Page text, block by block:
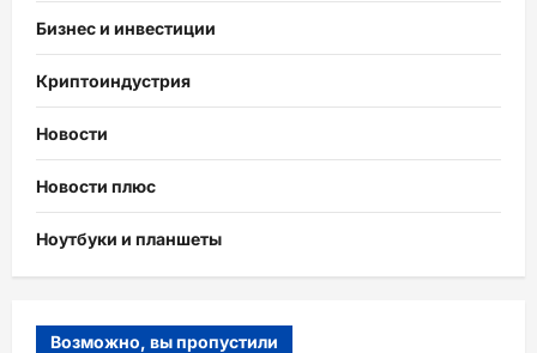
Бизнес и инвестиции
Криптоиндустрия
Новости
Новости плюс
Ноутбуки и планшеты
Возможно, вы пропустили